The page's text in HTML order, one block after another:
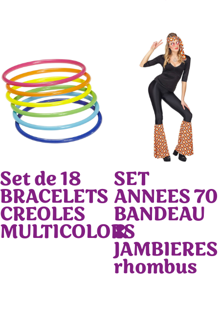
Set de 18
BRACELETS
CREOLES
MULTICOLORS
SET
ANNEES 70
BANDEAU
&
JAMBIERES
rhombus